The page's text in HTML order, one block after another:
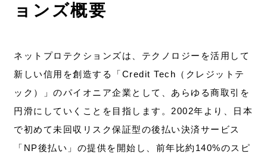
ョンズ概要
ネットプロテクションズは、テクノロジーを活用して
新しい信用を創造する「Credit Tech（クレジットテ
ック）」のパイオニア企業として、あらゆる商取引を
円滑にしていくことを目指します。2002年より、日本
で初めて未回収リスク保証型の後払い決済サービス
「NP後払い」の提供を開始し、前年比約140%のスピ